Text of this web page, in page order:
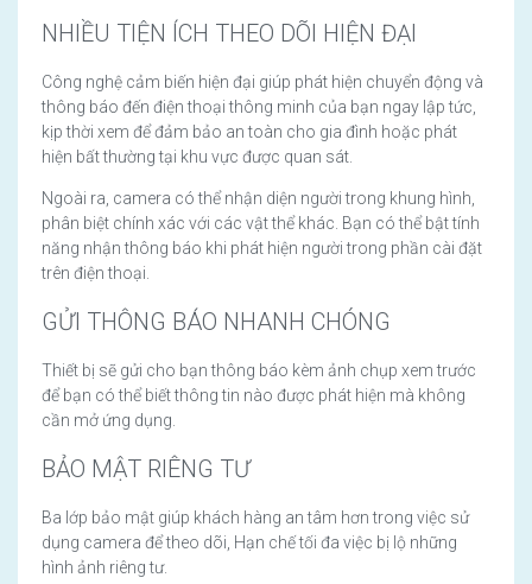
NHIỀU TIỆN ÍCH THEO DÕI HIỆN ĐẠI
Công nghệ cảm biến hiện đại giúp phát hiện chuyển động và
thông báo đến điện thoại thông minh của bạn ngay lập tức,
kịp thời xem để đảm bảo an toàn cho gia đình hoặc phát
hiện bất thường tại khu vực được quan sát.
Ngoài ra, camera có thể nhận diện người trong khung hình,
phân biệt chính xác với các vật thể khác. Bạn có thể bật tính
năng nhận thông báo khi phát hiện người trong phần cài đặt
trên điện thoại.
GỬI THÔNG BÁO NHANH CHÓNG
Thiết bị sẽ gửi cho bạn thông báo kèm ảnh chụp xem trước
để bạn có thể biết thông tin nào được phát hiện mà không
cần mở ứng dụng.
BẢO MẬT RIÊNG TƯ
Ba lớp bảo mật giúp khách hàng an tâm hơn trong việc sử
dụng camera để theo dõi, Hạn chế tối đa việc bị lộ những
hình ảnh riêng tư.